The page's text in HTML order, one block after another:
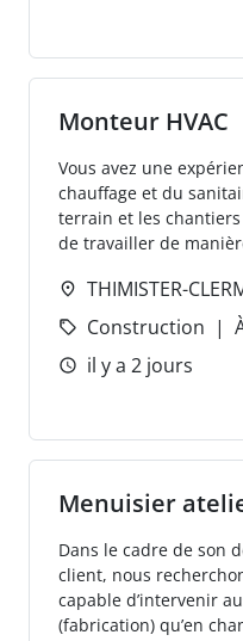
Monteur HVAC
Vous avez une
chauffage et du
terrain et les chantiers
de travailler de
THIMISTER-
Construction
il y a 2 jours
Menuisier
Dans le cadre de son
client, nous
capable d’intervenir
(fabrication) qu’en